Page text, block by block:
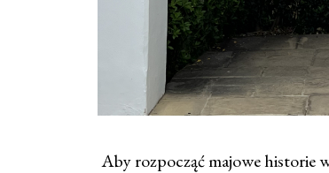
Aby rozpocząć majowe historie